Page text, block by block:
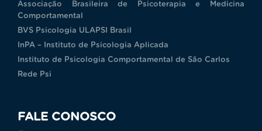
Associação Brasileira de Psicoterapia e Medicina
Comportamental
BVS Psicologia ULAPSI Brasil
InPA – Instituto de Psicologia Aplicada
Instituto de Psicologia Comportamental de São Carlos
Rede Psi
FALE CONOSCO